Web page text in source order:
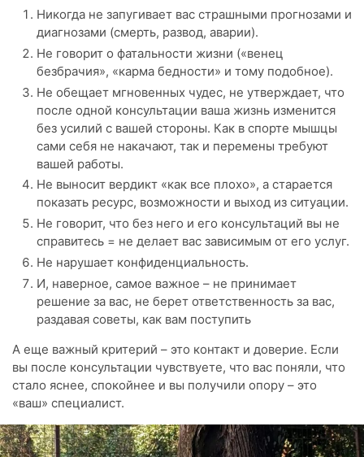
Никогда не запугивает вас страшными прогнозами и
диагнозами (смерть, развод, аварии).
Не говорит о фатальности жизни («венец
безбрачия», «карма бедности» и тому подобное).
Не обещает мгновенных чудес, не утверждает, что
после одной консультации ваша жизнь изменится
без усилий с вашей стороны. Как в спорте мышцы
сами себя не накачают, так и перемены требуют
вашей работы.
Не выносит вердикт «как все плохо», а старается
показать ресурс, возможности и выход из ситуации.
Не говорит, что без него и его консультаций вы не
справитесь = не делает вас зависимым от его услуг.
Не нарушает конфиденциальность.
И, наверное, самое важное – не принимает
решение за вас, не берет ответственность за вас,
раздавая советы, как вам поступить
А еще важный критерий – это контакт и доверие. Если
вы после консультации чувствуете, что вас поняли, что
стало яснее, спокойнее и вы получили опору – это
«ваш» специалист.